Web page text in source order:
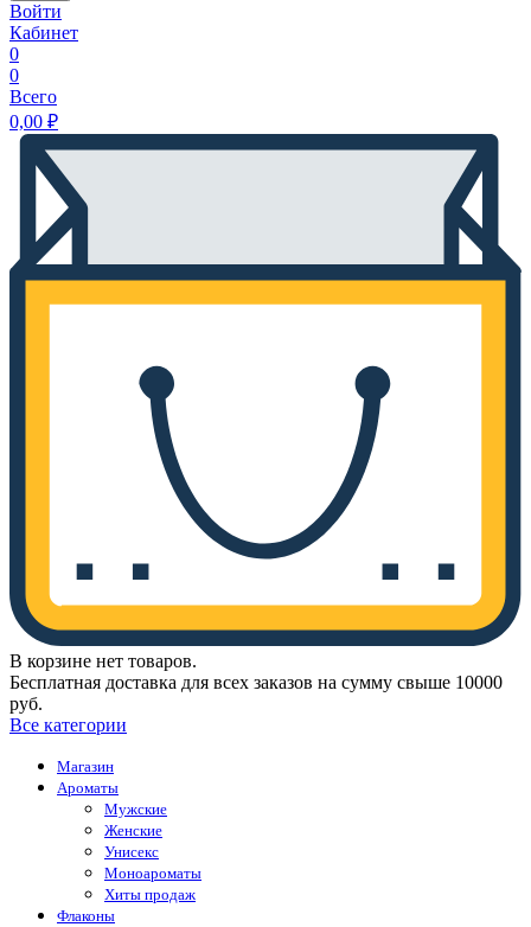
Войти
Кабинет
0
0
Всего
0,00 ₽
В корзине нет товаров.
Бесплатная доставка для всех заказов на сумму свыше 10000
руб.
Все категории
Магазин
Ароматы
Мужские
Женские
Унисекс
Моноароматы
Хиты продаж
Флаконы